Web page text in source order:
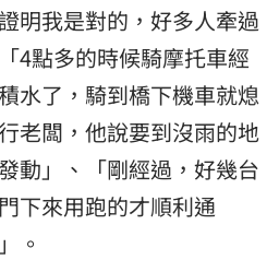
明我是對的，好多人牽過
4點多的時候騎摩托車經
水了，騎到橋下機車就熄
老闆，他說要到沒雨的地
動」、「剛經過，好幾台
下來用跑的才順利通
。